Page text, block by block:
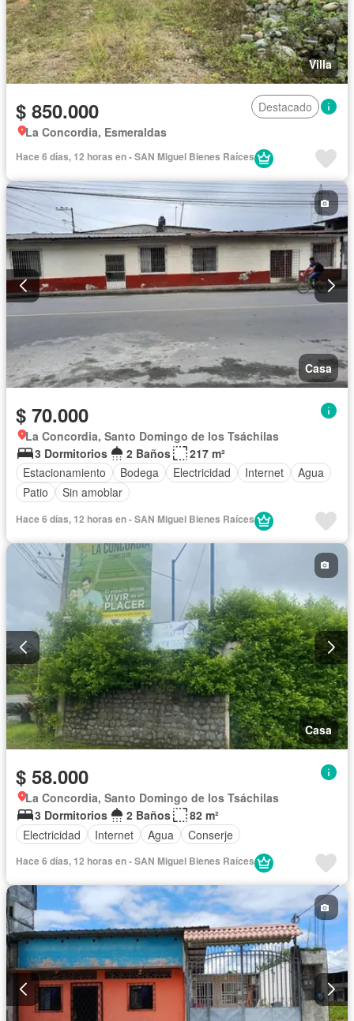
Villa
$ 850.000
Destacado
La Concordia, Esmeraldas
Hace 6 días, 12 horas en - SAN Miguel Bienes Raíces
Casa
$ 70.000
La Concordia, Santo Domingo de los Tsáchilas
3 Dormitorios
2 Baños
217 m²
Estacionamiento
Bodega Electricidad Internet
Agua
Patio
Sin amoblar
Hace 6 días, 12 horas en - SAN Miguel Bienes Raíces
Casa
$ 58.000
La Concordia, Santo Domingo de los Tsáchilas
3 Dormitorios
2 Baños
82 m²
Electricidad
Internet Agua Conserje
Hace 6 días, 12 horas en - SAN Miguel Bienes Raíces